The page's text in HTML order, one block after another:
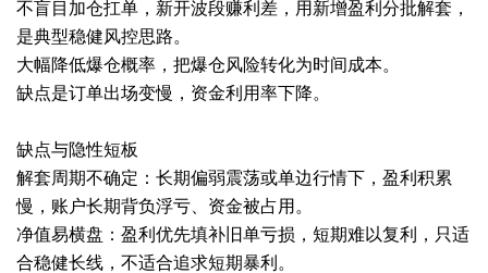
不盲目加仓扛单，新开波段赚利差，用新增盈利分批解套，
是典型稳健风控思路。
大幅降低爆仓概率，把爆仓风险转化为时间成本。
缺点是订单出场变慢，资金利用率下降。
缺点与隐性短板
解套周期不确定：长期偏弱震荡或单边行情下，盈利积累
慢，账户长期背负浮亏、资金被占用。
净值易横盘：盈利优先填补旧单亏损，短期难以复利，只适
合稳健长线，不适合追求短期暴利。